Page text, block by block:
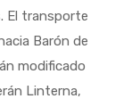
El transporte
Barón de
modificado
Linterna,